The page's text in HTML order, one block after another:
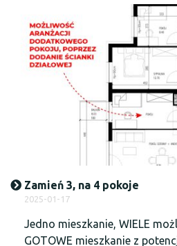
Zamień 3, na 4 pokoje
2025-01-17
Jedno mieszkanie, WIELE
GOTOWE mieszkanie z